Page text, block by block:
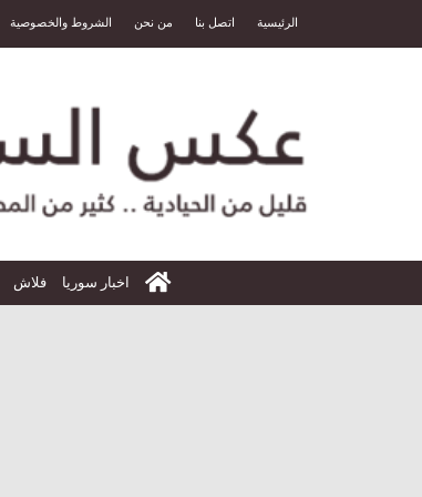
الرئيسية اتصل بنا من نحن الشروط والخصوصية
الرئيسية
اخبار سوريا فلاش